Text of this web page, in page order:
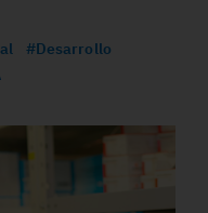
#Desarrollo